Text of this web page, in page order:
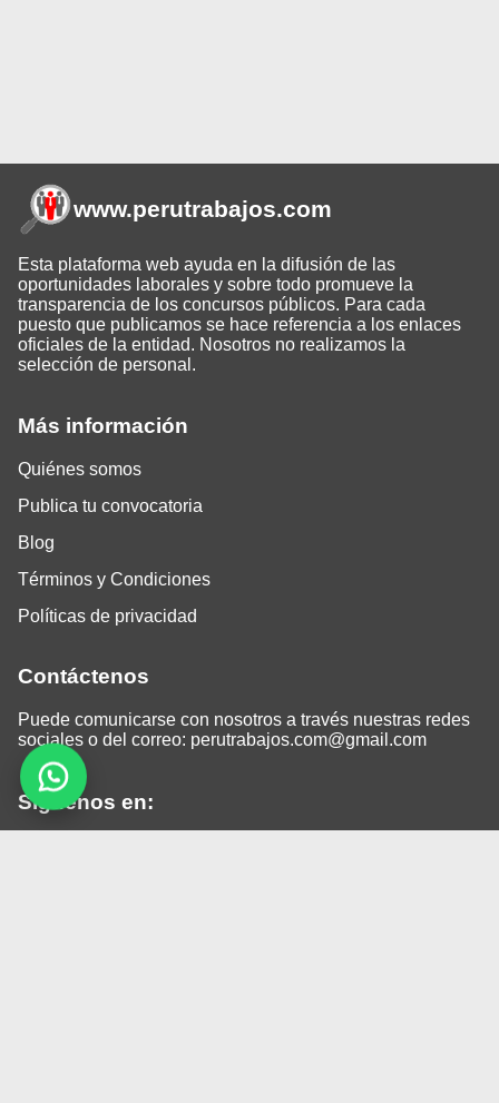
Más información
Quiénes somos
Publica tu convocatoria
Blog
Términos y Condiciones
Políticas de privacidad
Contáctenos
Puede comunicarse con nosotros a través nuestras redes
sociales o del correo: perutrabajos.com@gmail.com
Siguenos en:
www.perutrabajos.com
Esta plataforma web ayuda en la difusión de las
oportunidades laborales y sobre todo promueve la
transparencia de los concursos públicos. Para cada
puesto que publicamos se hace referencia a los enlaces
oficiales de la entidad. Nosotros no realizamos la
selección de personal.